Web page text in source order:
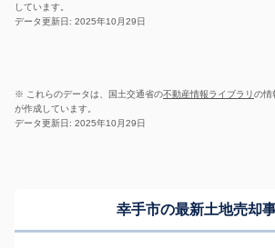
しています。
データ更新日: 2025年10月29日
※ これらのデータは、国土交通省の不動産情報ライブラリの情
が作成しています。
データ更新日: 2025年10月29日
幸手市の最新土地売却